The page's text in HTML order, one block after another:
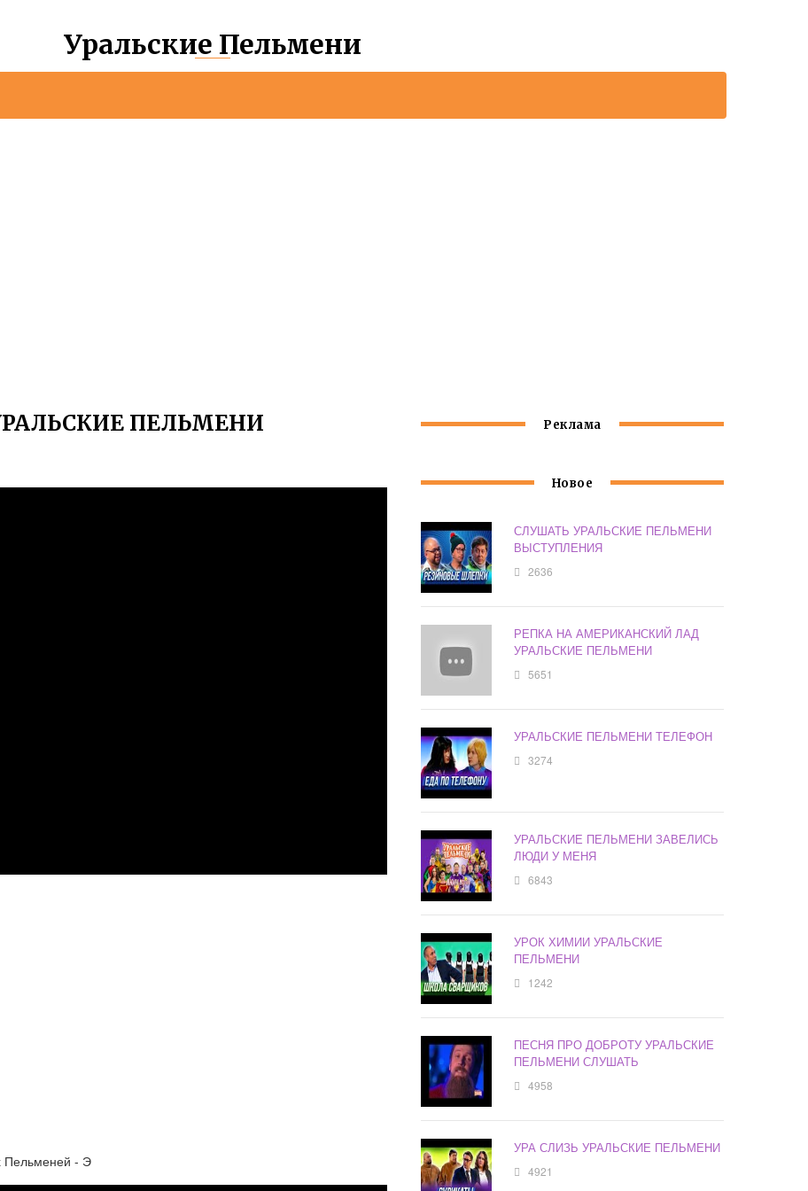
Уральские Пельмени
ПЕЛЬМЕНИ
Пельменей - Э
Реклама
Новое
СЛУШАТЬ УРАЛЬСКИЕ ПЕЛЬМЕНИ
ВЫСТУПЛЕНИЯ
2636
РЕПКА НА АМЕРИКАНСКИЙ ЛАД
УРАЛЬСКИЕ ПЕЛЬМЕНИ
5651
УРАЛЬСКИЕ ПЕЛЬМЕНИ ТЕЛЕФОН
3274
УРАЛЬСКИЕ ПЕЛЬМЕНИ ЗАВЕЛИСЬ
ЛЮДИ У МЕНЯ
6843
УРОК ХИМИИ УРАЛЬСКИЕ
ПЕЛЬМЕНИ
1242
ПЕСНЯ ПРО ДОБРОТУ УРАЛЬСКИЕ
ПЕЛЬМЕНИ СЛУШАТЬ
4958
УРА СЛИЗЬ УРАЛЬСКИЕ ПЕЛЬМЕНИ
4921